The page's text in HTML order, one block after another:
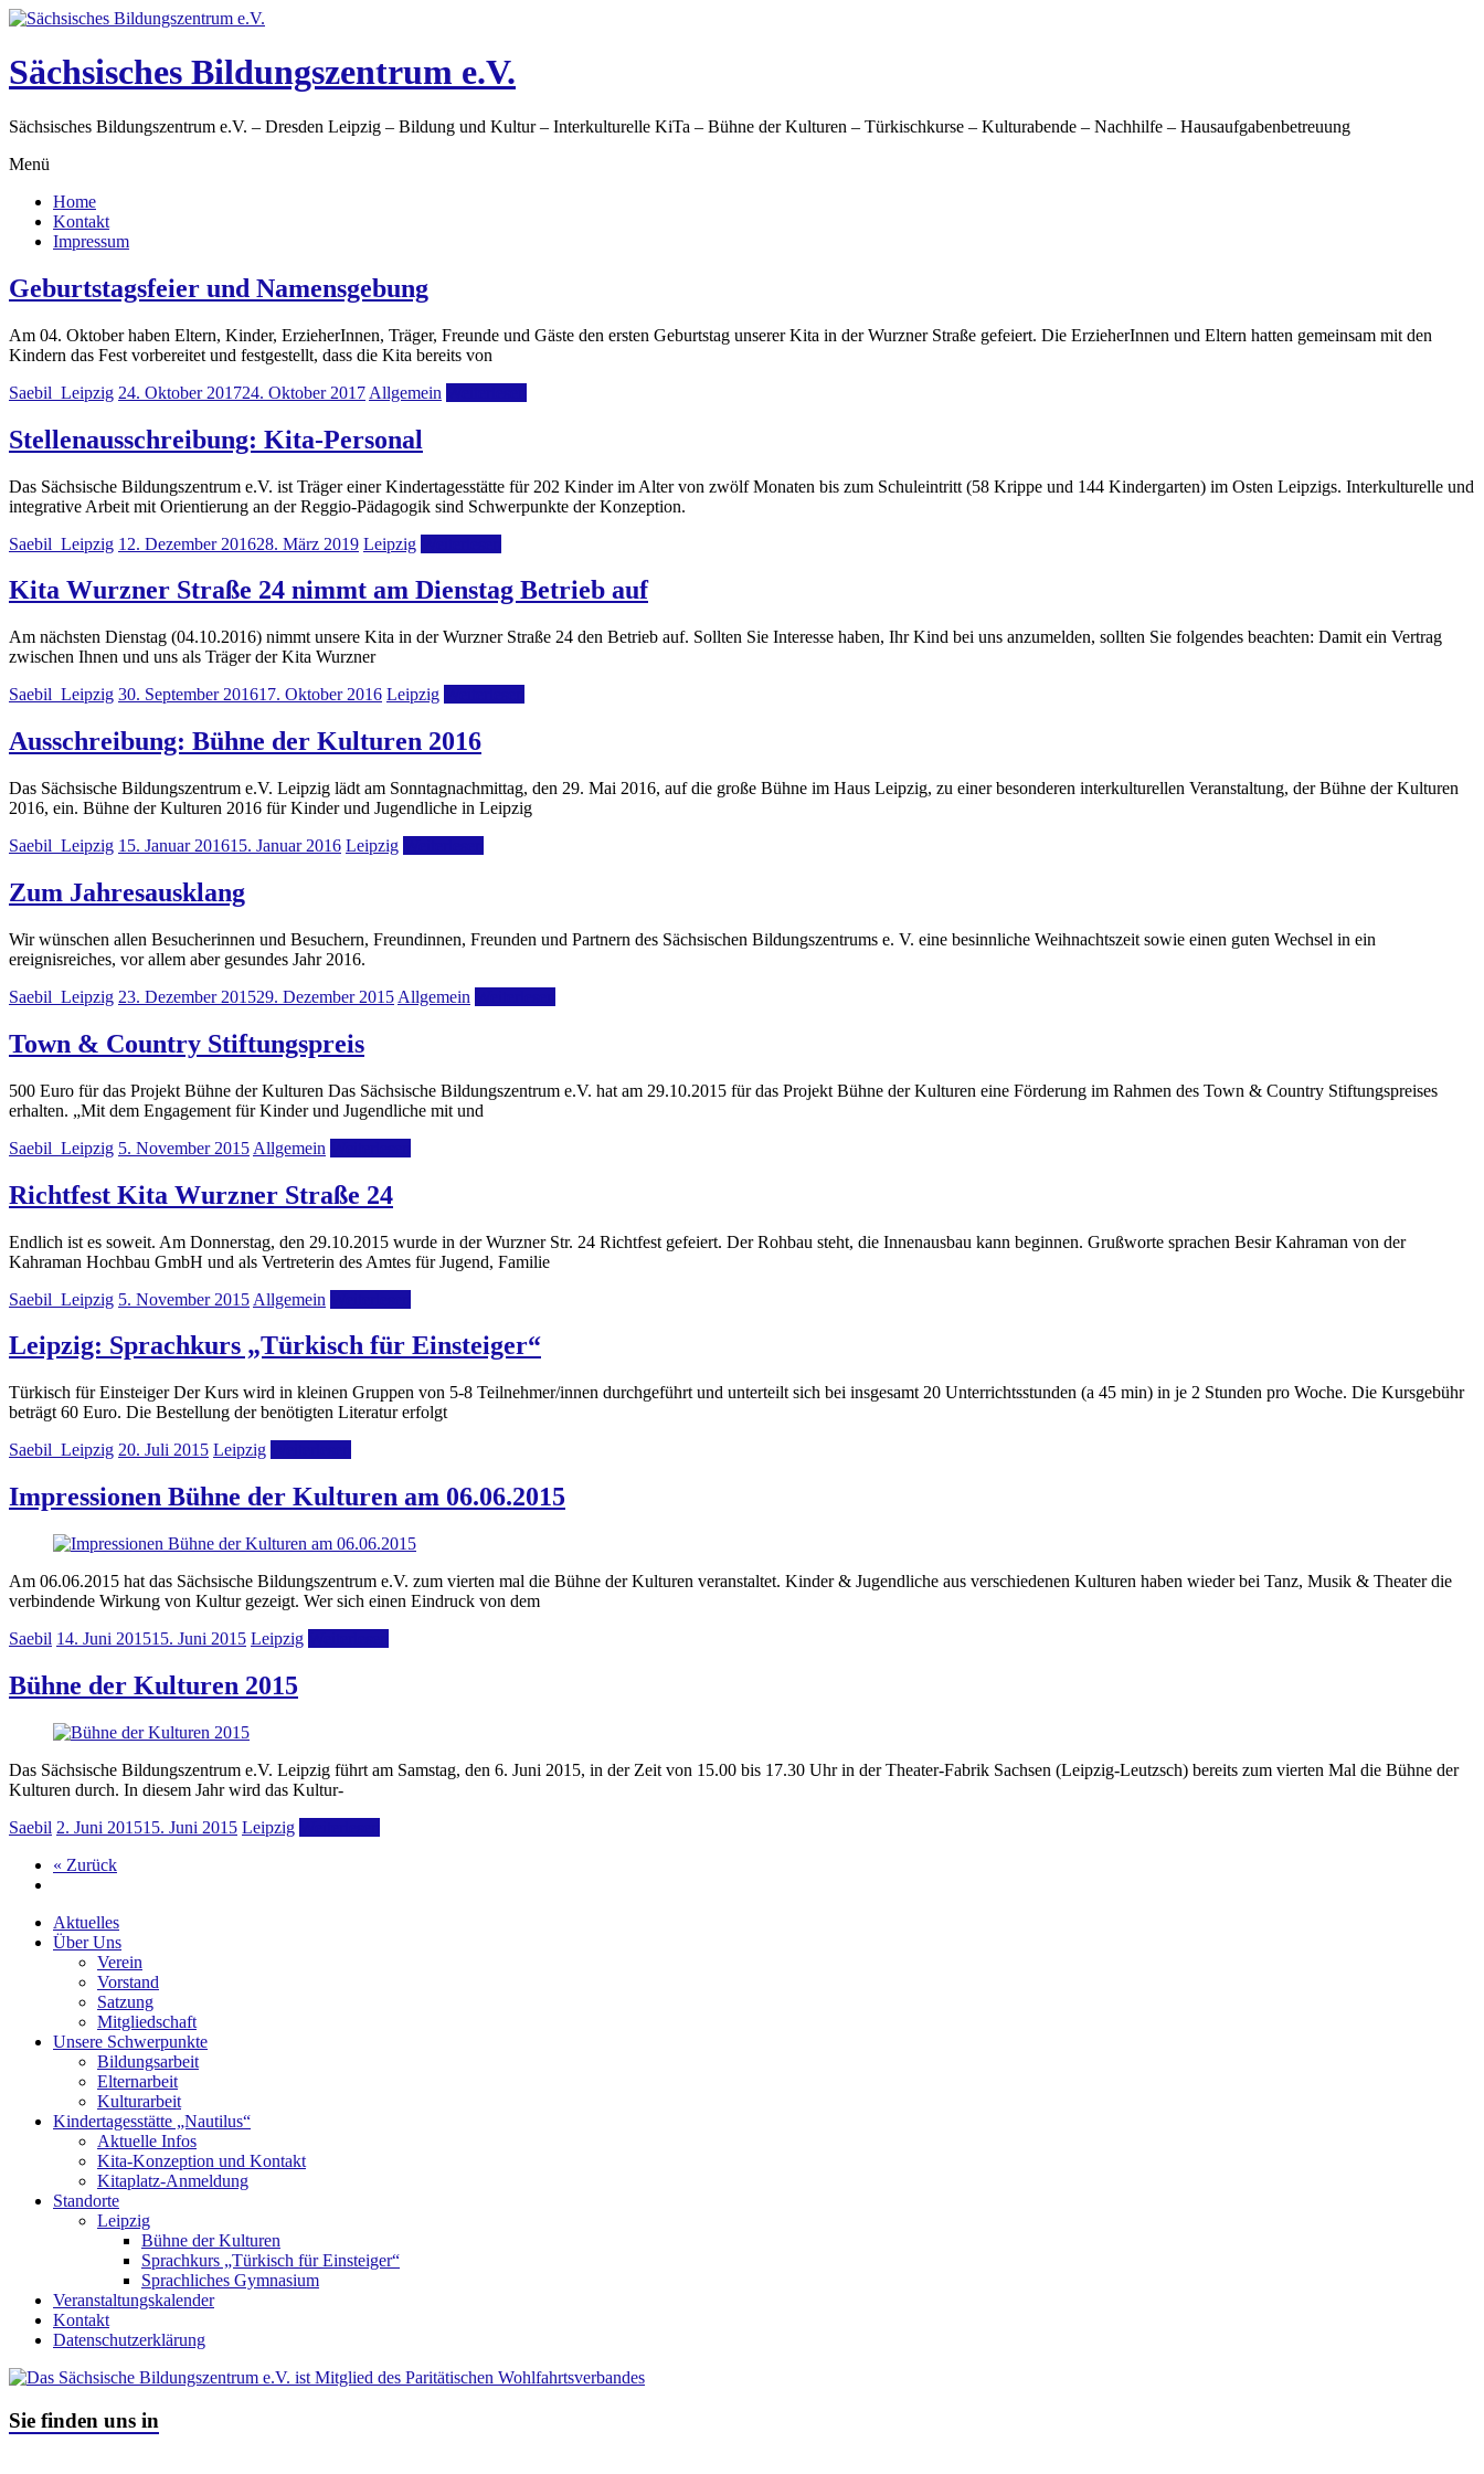
Sächsisches Bildungszentrum e.V.
Sächsisches Bildungszentrum e.V. – Dresden Leipzig – Bildung und Kultur – Interkulturelle KiTa – Bühne der Kulturen – Türkischkurse – Kulturabende – Nachhilfe – Hausaufgabenbetreuung
Menü
Home
Kontakt
Impressum
Geburtstagsfeier und Namensgebung
Am 04. Oktober haben Eltern, Kinder, ErzieherInnen, Träger, Freunde und Gäste den ersten Geburtstag unserer Kita in der Wurzner Straße gefeiert. Die ErzieherInnen und Eltern hatten gemeinsam mit den
Kindern das Fest vorbereitet und festgestellt, dass die Kita bereits von
Saebil_Leipzig 24. Oktober 201724. Oktober 2017 Allgemein
Stellenausschreibung: Kita-Personal
Das Sächsische Bildungszentrum e.V. ist Träger einer Kindertagesstätte für 202 Kinder im Alter von zwölf Monaten bis zum Schuleintritt (58 Krippe und 144 Kindergarten) im Osten Leipzigs. Interkulturelle und
integrative Arbeit mit Orientierung an der Reggio-Pädagogik sind Schwerpunkte der Konzeption.
Saebil_Leipzig 12. Dezember 201628. März 2019 Leipzig
Kita Wurzner Straße 24 nimmt am Dienstag Betrieb auf
Am nächsten Dienstag (04.10.2016) nimmt unsere Kita in der Wurzner Straße 24 den Betrieb auf. Sollten Sie Interesse haben, Ihr Kind bei uns anzumelden, sollten Sie folgendes beachten: Damit ein Vertrag
zwischen Ihnen und uns als Träger der Kita Wurzner
Saebil_Leipzig 30. September 201617. Oktober 2016 Leipzig
Ausschreibung: Bühne der Kulturen 2016
Das Sächsische Bildungszentrum e.V. Leipzig lädt am Sonntagnachmittag, den 29. Mai 2016, auf die große Bühne im Haus Leipzig, zu einer besonderen interkulturellen Veranstaltung, der Bühne der Kulturen
2016, ein. Bühne der Kulturen 2016 für Kinder und Jugendliche in Leipzig
Saebil_Leipzig 15. Januar 201615. Januar 2016 Leipzig
Zum Jahresausklang
Wir wünschen allen Besucherinnen und Besuchern, Freundinnen, Freunden und Partnern des Sächsischen Bildungszentrums e. V. eine besinnliche Weihnachtszeit sowie einen guten Wechsel in ein
ereignisreiches, vor allem aber gesundes Jahr 2016.
Saebil_Leipzig 23. Dezember 201529. Dezember 2015 Allgemein
Town & Country Stiftungspreis
500 Euro für das Projekt Bühne der Kulturen Das Sächsische Bildungszentrum e.V. hat am 29.10.2015 für das Projekt Bühne der Kulturen eine Förderung im Rahmen des Town & Country Stiftungspreises
erhalten. „Mit dem Engagement für Kinder und Jugendliche mit und
Saebil_Leipzig 5. November 2015 Allgemein
Richtfest Kita Wurzner Straße 24
Endlich ist es soweit. Am Donnerstag, den 29.10.2015 wurde in der Wurzner Str. 24 Richtfest gefeiert. Der Rohbau steht, die Innenausbau kann beginnen. Grußworte sprachen Besir Kahraman von der
Kahraman Hochbau GmbH und als Vertreterin des Amtes für Jugend, Familie
Saebil_Leipzig 5. November 2015 Allgemein
Leipzig: Sprachkurs „Türkisch für Einsteiger“
Türkisch für Einsteiger Der Kurs wird in kleinen Gruppen von 5-8 Teilnehmer/innen durchgeführt und unterteilt sich bei insgesamt 20 Unterrichtsstunden (a 45 min) in je 2 Stunden pro Woche. Die Kursgebühr
beträgt 60 Euro. Die Bestellung der benötigten Literatur erfolgt
Saebil_Leipzig 20. Juli 2015 Leipzig
Impressionen Bühne der Kulturen am 06.06.2015
Am 06.06.2015 hat das Sächsische Bildungszentrum e.V. zum vierten mal die Bühne der Kulturen veranstaltet. Kinder & Jugendliche aus verschiedenen Kulturen haben wieder bei Tanz, Musik & Theater die
verbindende Wirkung von Kultur gezeigt. Wer sich einen Eindruck von dem
Saebil 14. Juni 201515. Juni 2015 Leipzig
Bühne der Kulturen 2015
Das Sächsische Bildungszentrum e.V. Leipzig führt am Samstag, den 6. Juni 2015, in der Zeit von 15.00 bis 17.30 Uhr in der Theater-Fabrik Sachsen (Leipzig-Leutzsch) bereits zum vierten Mal die Bühne der
Kulturen durch. In diesem Jahr wird das Kultur-
Saebil 2. Juni 201515. Juni 2015 Leipzig
« Zurück
Aktuelles
Über Uns
Verein
Vorstand
Satzung
Mitgliedschaft
Unsere Schwerpunkte
Bildungsarbeit
Elternarbeit
Kulturarbeit
Kindertagesstätte „Nautilus“
Aktuelle Infos
Kita-Konzeption und Kontakt
Kitaplatz-Anmeldung
Standorte
Leipzig
Bühne der Kulturen
Sprachkurs „Türkisch für Einsteiger“
Sprachliches Gymnasium
Veranstaltungskalender
Kontakt
Datenschutzerklärung
Sie finden uns in